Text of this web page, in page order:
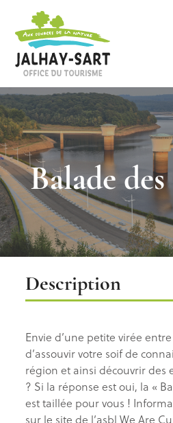
Balade
Description
Description
Envie d’une petite virée
d’assouvir votre soif de
région et ainsi découvrir des
? Si la réponse est oui, la «
est taillée pour vous !
sur le site de l’asbl We Are